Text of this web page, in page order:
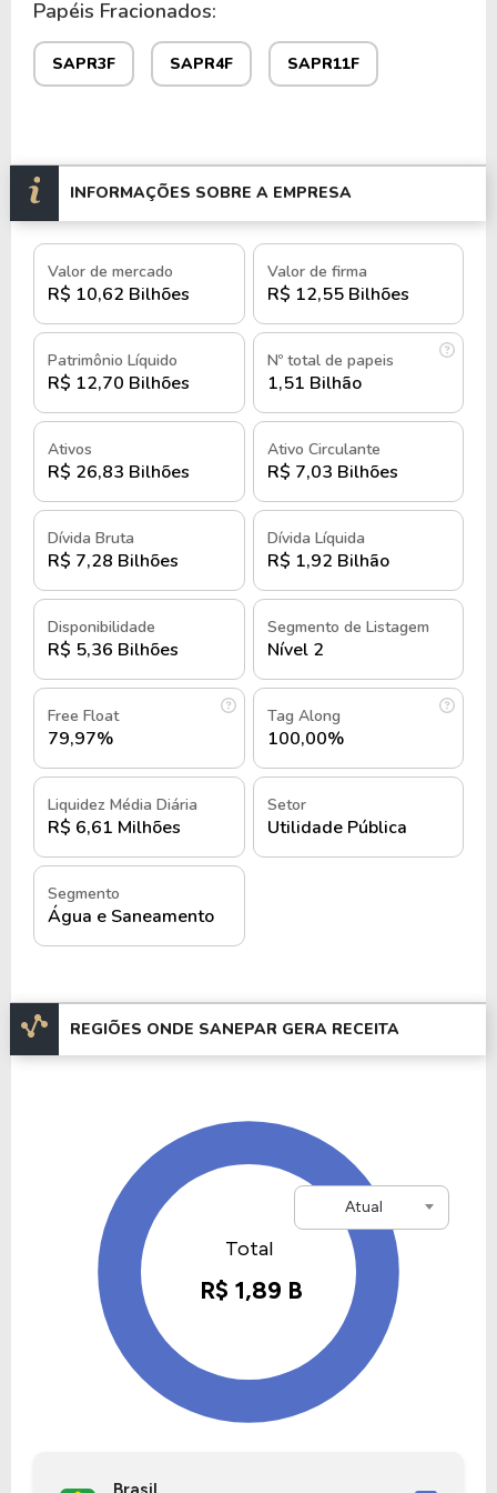
SAPR11F.
História e quando foi criada a
A SANEPAR foi fundada em 1963 no estado do
Paraná como uma iniciativa do governo estadual
para modernizar o setor de saneamento básico.
Sucessora do Departamento de Água e Esgoto
(DAE), foi nomeada Companhia de Água e Esgotos
do Paraná (Agepar) durante o mandato do
governador Ney Braga.
Nos primeiros anos de operação, a SANEPAR
enfrentou desafios para expandir suas redes de
abastecimento de água e coleta de esgoto nas
principais cidades paranaenses.
Na década de 1970, a empresa inaugurou grandes
estações, como a Estação de Tratamento de Água
Iguaçu, referência nacional.
Nas décadas seguintes, a SANEPAR ampliou seus
serviços para cidades de Santa Catarina, mantendo
seu foco em sustentabilidade e adotando energias
renováveis em suas operações.
A companhia também investiu na modernização das
estações e ampliação das redes com foco na
eficiência energética e na redução de desperdício
de água.
Além dos serviços de água e esgoto, a SANEPAR
desenvolve projetos de sustentabilidade, incluindo
aterros sanitários.
Nas décadas de 1980 e 1990, a empresa
consolidando-se como referência em energias
Em 2003, a SANEPAR entrou na
, captando investimentos e fortalecendo sua
estrutura.
Entre 2010 e 2019, a empresa expandiu suas
operações e projetos ambientais, registrando lucro
recorde em 2019, com aproximadamente R$ 1
Durante a pandemia, enfrentou custos
elevados, mas manteve a eficiência no
Bioenergia, ampliando seu portfólio de energia
Papéis Fracionados:
SAPR3F SAPR4F SAPR11F
INFORMAÇÕES SOBRE A EMPRESA
Valor de mercado
R$ 10,62 Bilhões
Valor de firma
R$ 12,55 Bilhões
Patrimônio Líquido
R$ 12,70 Bilhões
Nº total de papeis
1,51 Bilhão
Ativos
R$ 26,83 Bilhões
Ativo Circulante
R$ 7,03 Bilhões
Dívida Bruta
R$ 7,28 Bilhões
Dívida Líquida
R$ 1,92 Bilhão
Disponibilidade
R$ 5,36 Bilhões
Segmento de Listagem
Nível 2
Free Float
79,97%
Tag Along
100,00%
Liquidez Média Diária
R$ 6,61 Milhões
Setor
Utilidade Pública
Segmento
Água e Saneamento
REGIÕES ONDE SANEPAR GERA RECEITA
Atual